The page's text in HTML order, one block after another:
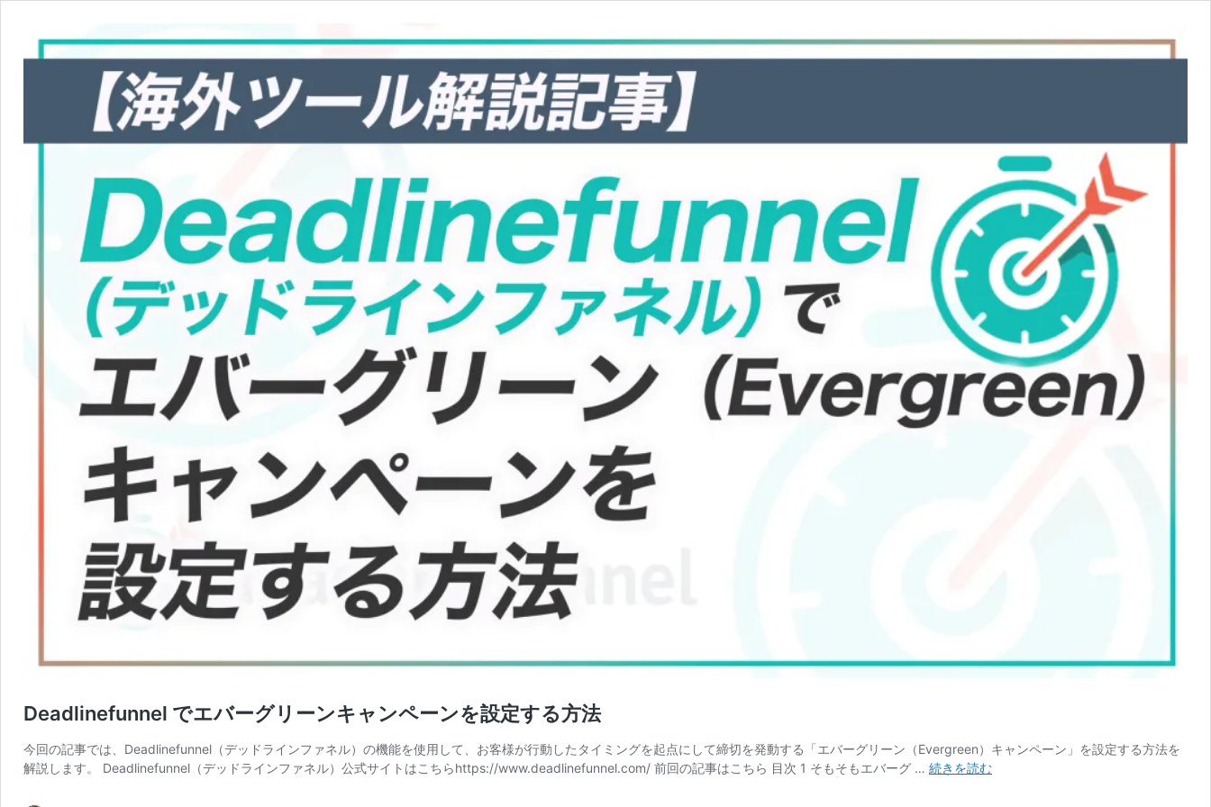
Deadlinefunnel でエバーグリーンキャンペーンを設定する方法
今回の記事では、Deadlinefunnel（デッドラインファネル）の機能を使用して、お客様が行動したタイミングを起点にして締切を発動する「エバーグリーン（Evergreen）キャンペーン」を設定する方法を
解説します。 Deadlinefunnel（デッドラインファネル）公式サイトはこちらhttps://www.deadlinefunnel.com/ 前回の記事はこちら 目次 1 そもそもエバーグ … 続きを読むDeadlinefunnel